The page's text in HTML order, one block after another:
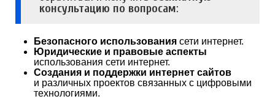
консультацию по вопросам:
Безопасного использования сети интернет.
Юридические и правовые аспекты
использования сети интернет.
Создания и поддержки интернет сайтов
и различных проектов связанных с цифровыми
технологиями.